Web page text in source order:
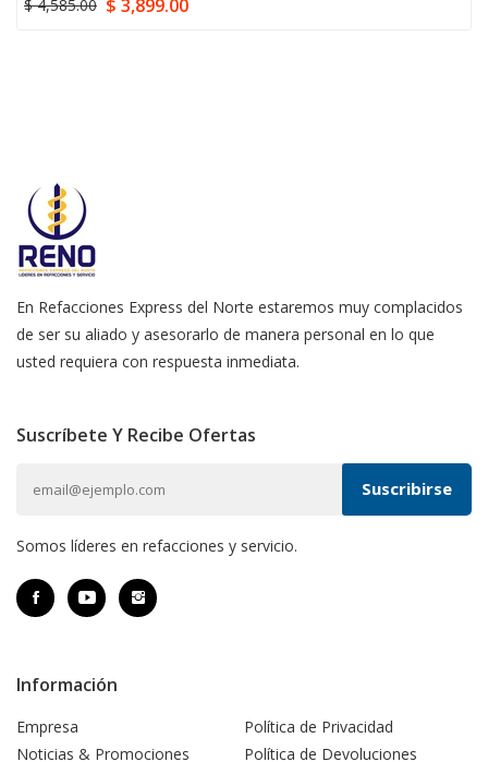
$ 4,585.00 $ 3,899.00
En Refacciones Express del Norte estaremos muy complacidos
de ser su aliado y asesorarlo de manera personal en lo que
usted requiera con respuesta inmediata.
Suscríbete Y Recibe Ofertas
Somos líderes en refacciones y servicio.
Información
Empresa
Noticias & Promociones
Política de Privacidad
Política de Devoluciones